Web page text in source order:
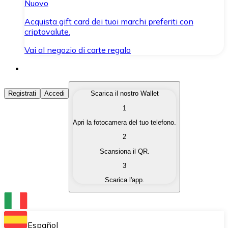
Nuovo
Acquista gift card dei tuoi marchi preferiti con
criptovalute.
Vai al negozio di carte regalo
Acquista Criptovalute
Acquista le criptovalute che ti interessano in modo
Converti le tue criptovalute in valuta fiat quando ne
Scambia una criptovaluta con un'altra
Conserva le tue cripto in un Wallet self-custodial.
Registrati Accedi
Scarica il nostro Wallet
1
Apri la fotocamera del tuo telefono.
2
Scansiona il QR.
3
Scarica l'app.
Español